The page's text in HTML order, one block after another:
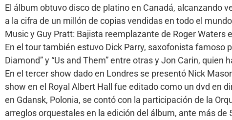
El álbum obtuvo disco de platino en Canadá, alcanzando
a la cifra de un millón de copias vendidas en todo el
Music y Guy Pratt: Bajista reemplazante de Roger
En el tour también estuvo Dick Parry, saxofonista famoso
Diamond” y “Us and Them” entre otras y Jon Carin,
En el tercer show dado en Londres se presentó Nick
show en el Royal Albert Hall fue editado como un dvd en
en Gdansk, Polonia, se contó con la participación de la
arreglos orquestales en la edición del álbum, ante más